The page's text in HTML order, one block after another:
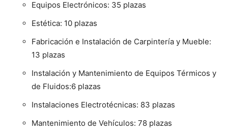
Equipos Electrónicos: 35 plazas
Estética: 10 plazas
Fabricación e Instalación de Carpintería y Mueble:
13 plazas
Instalación y Mantenimiento de Equipos Térmicos y
de Fluidos:6 plazas
Instalaciones Electrotécnicas: 83 plazas
Mantenimiento de Vehículos: 78 plazas